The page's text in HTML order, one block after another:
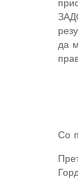
да
Со